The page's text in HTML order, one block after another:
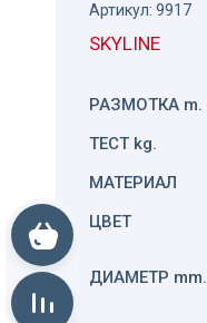
Корзина пуста
Артикул: 9917
SKYLINE
РАЗМОТКА m.
ТЕСТ kg.
МАТЕРИАЛ
ЦВЕТ
ДИАМЕТР mm.